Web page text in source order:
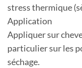
stress thermique
Application
Appliquer sur
particulier sur les
séchage.